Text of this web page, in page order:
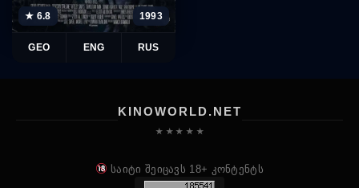
★ 6.8 1993
GEO ENG RUS
KINOWORLD.NET
★ ★ ★ ★ ★
საიტი შეიცავს 18+ კონტენტს